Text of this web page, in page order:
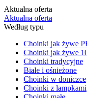
Aktualna oferta
Aktualna oferta
Według typu
Choinki jak żywe
Choinki jak żywe
Choinki tradycyjne
Białe i ośnieżone
Choinki w doniczce
Choinki z lampkami